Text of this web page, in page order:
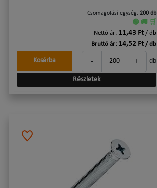
Csomagolási egység: 200 db
🟢 🚚 🛒
Nettó ár: 11,43 Ft / db
Bruttó ár: 14,52 Ft / db
- + db
Kosárba
Részletek